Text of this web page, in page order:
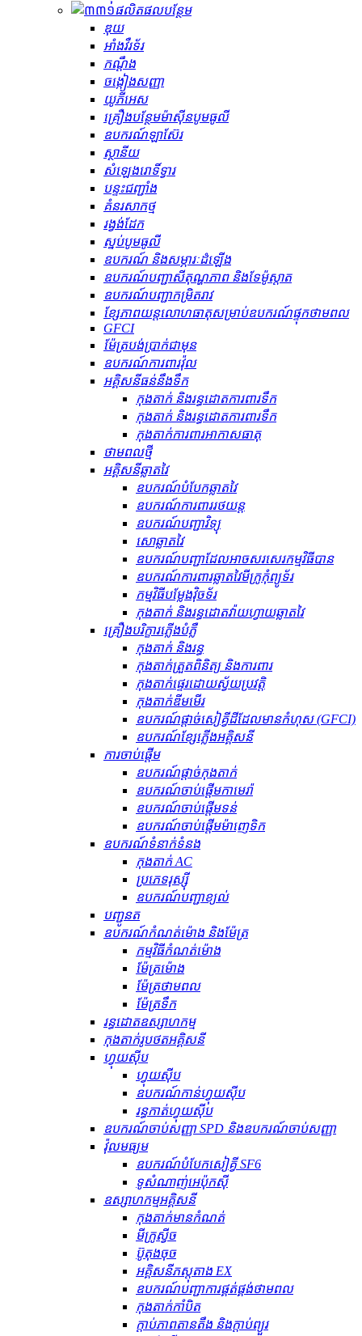
ផលិតផលបន្ថែម
ឌុយ
អាំងវឺរទ័រ
កណ្ដឹង
ចង្កៀងសញ្ញា
យូភីអេស
គ្រឿងបន្ថែមម៉ាស៊ីនបូមធូលី
ឧបករណ៍ឡាស៊ែរ
ស្ថានីយ
សំឡេងរោទិ៍ទ្វារ
បន្ទះជញ្ជាំង
គំនរសាកថ្ម
រង្វង់ដែក
ស្នប់បូមធូលី
ឧបករណ៍ និងសម្ភារៈដំឡើង
ឧបករណ៍បញ្ជាសីតុណ្ហភាព និងទែម៉ូស្តាត
ឧបករណ៍បញ្ជាកម្រិតរាវ
ខ្សែភាពយន្តលោហធាតុសម្រាប់ឧបករណ៍ផ្ទុកថាមពល
GFCI
ម៉ែត្របង់ប្រាក់ជាមុន
ឧបករណ៍ការពារវ៉ុល
អគ្គិសនីធន់នឹងទឹក
កុងតាក់ និងរន្ធដោតការពារទឹក
កុងតាក់ និងរន្ធដោតការពារទឹក
កុងតាក់ការពារអាកាសធាតុ
ថាមពលថ្មី
អគ្គិសនីឆ្លាតវៃ
ឧបករណ៍បំបែកឆ្លាតវៃ
ឧបករណ៍ការពាររថយន្ត
ឧបករណ៍បញ្ជាវិទ្យុ
សោឆ្លាតវៃ
ឧបករណ៍បញ្ជាដែលអាចសរសេរកម្មវិធីបាន
ឧបករណ៍ការពារឆ្លាតវៃមីក្រូកុំព្យូទ័រ
កម្មវិធីបម្លែងវ៉ិចទ័រ
កុងតាក់ និងរន្ធដោតវ៉ាយហ្វាយឆ្លាតវៃ
គ្រឿងបរិក្ខារភ្លើងបំភ្លឺ
កុងតាក់ និងរន្ធ
កុងតាក់ត្រួតពិនិត្យ និងការពារ
កុងតាក់ផ្ទេរដោយស្វ័យប្រវត្តិ
កុងតាក់ឌីមមើរ
ឧបករណ៍​ផ្តាច់​សៀគ្វី​ដី​ដែល​មាន​កំហុស (GFCI)
ឧបករណ៍ខ្សែភ្លើងអគ្គិសនី
ការចាប់ផ្តើម
ឧបករណ៍ផ្តាច់កុងតាក់
ឧបករណ៍ចាប់ផ្តើមកាមេរ៉ា
ឧបករណ៍ចាប់ផ្តើមទន់
ឧបករណ៍ចាប់ផ្តើមម៉ាញេទិក
ឧបករណ៍​ទំនាក់ទំនង
កុងតាក់ AC
ប្រភេទរុស្ស៊ី
ឧបករណ៍បញ្ជាខ្យល់
បញ្ជូនត
ឧបករណ៍កំណត់ម៉ោង និងម៉ែត្រ
កម្មវិធីកំណត់ម៉ោង
ម៉ែត្រម៉ោង
ម៉ែត្រថាមពល
ម៉ែត្រទឹក
រន្ធដោតឧស្សាហកម្ម
កុងតាក់រូបថតអគ្គិសនី
ហ្វុយស៊ីប
ហ្វុយស៊ីប
ឧបករណ៍​កាន់​ហ្វុយស៊ីប
រន្ធ​កាត់​ហ្វុយស៊ីប
ឧបករណ៍ចាប់សញ្ញា SPD និងឧបករណ៍ចាប់សញ្ញា
វ៉ុលមធ្យម
ឧបករណ៍បំបែកសៀគ្វី SF6
ទូសំណាញ់អេប៉ុកស៊ី
ឧស្សាហកម្មអគ្គិសនី
កុងតាក់មានកំណត់
មីក្រូស្វីច
ប៊ូតុងចុច
អគ្គិសនីភស្តុតាង EX
ឧបករណ៍បញ្ជាការផ្គត់ផ្គង់ថាមពល
កុងតាក់កាំបិត
ក្ដាប់ភាពតានតឹង និងក្ដាប់ព្យួរ